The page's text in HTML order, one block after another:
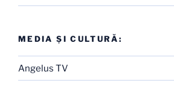
MEDIA ŞI CULTURĂ:
Angelus TV